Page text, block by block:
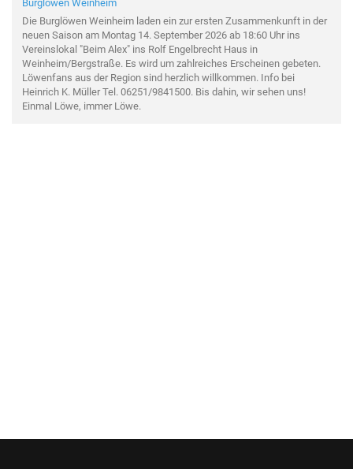
Burglöwen Weinheim
Die Burglöwen Weinheim laden ein zur ersten Zusammenkunft in der
neuen Saison am Montag 14. September 2026 ab 18:60 Uhr ins
Vereinslokal "Beim Alex" ins Rolf Engelbrecht Haus in
Weinheim/Bergstraße. Es wird um zahlreiches Erscheinen gebeten.
Löwenfans aus der Region sind herzlich willkommen. Info bei
Heinrich K. Müller Tel. 06251/9841500. Bis dahin, wir sehen uns!
Einmal Löwe, immer Löwe.